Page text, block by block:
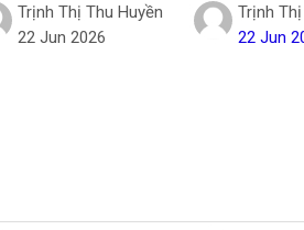
Trịnh Thị Thu Huyền
22 Jun 2026
Trịnh
22 Jun